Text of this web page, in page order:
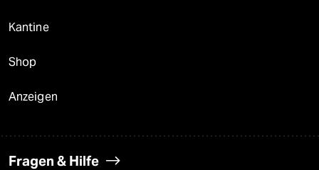
Kantine
Shop
Anzeigen
Fragen & Hilfe